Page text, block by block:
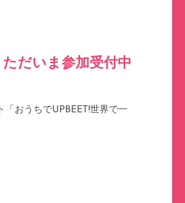
だいま参加受付中
「おうちでUPBEET!世界で一